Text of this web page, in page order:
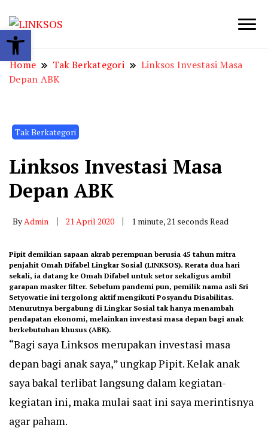
Home Tak Berkategori
Linksos Investasi Masa
Depan ABK
Tak Berkategori
Linksos Investasi Masa
Depan ABK
ByAdmin 21 April 2020 1 minute, 21 seconds Read
Pipit demikian sapaan akrab perempuan berusia 45 tahun mitra
penjahit Omah Difabel Lingkar Sosial (LINKSOS). Rerata dua hari
sekali, ia datang ke Omah Difabel untuk setor sekaligus ambil
garapan masker filter. Sebelum pandemi pun, pemilik nama asli Sri
Setyowatie ini tergolong aktif mengikuti Posyandu Disabilitas.
Menurutnya bergabung di Lingkar Sosial tak hanya menambah
pendapatan ekonomi, melainkan investasi masa depan bagi anak
berkebutuhan khusus (ABK).
“Bagi saya Linksos merupakan investasi masa
depan bagi anak saya,” ungkap Pipit. Kelak anak
saya bakal terlibat langsung dalam kegiatan-
kegiatan ini, maka mulai saat ini saya merintisnya
agar paham.
Open toolbar